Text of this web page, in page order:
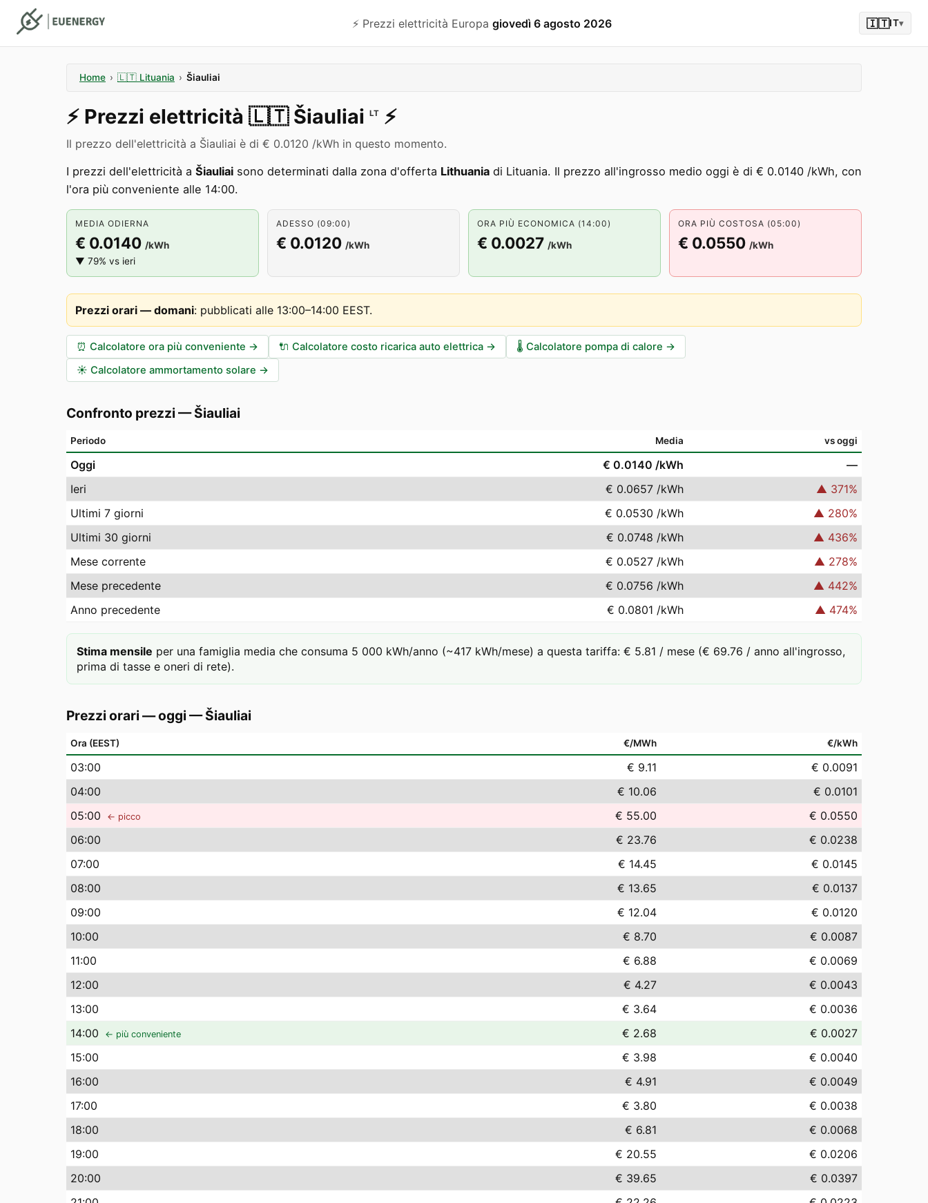
⚡️ Prezzi elettricità Europa giovedì 6 agosto 2026 🇮🇹IT▾
Home › 🇱🇹 Lituania › Šiauliai
⚡️ Prezzi elettricità 🇱🇹 Šiauliai LT ⚡️
Il prezzo dell'elettricità a Šiauliai è di € 0.0120 /kWh in questo momento.
I prezzi dell'elettricità a Šiauliai sono determinati dalla zona d'offerta Lithuania di Lituania. Il prezzo all'ingrosso medio oggi è di € 0.0140 /kWh, con
l'ora più conveniente alle 14:00.
MEDIA ODIERNA
€ 0.0140 /kWh
▼ 79% vs ieri
ADESSO (09:00)
€ 0.0120 /kWh
ORA PIÙ ECONOMICA (14:00)
€ 0.0027 /kWh
ORA PIÙ COSTOSA (05:00)
€ 0.0550 /kWh
Prezzi orari — domani: pubblicati alle 13:00–14:00 EEST.
⏰ Calcolatore ora più conveniente → 🔌 Calcolatore costo ricarica auto elettrica → 🌡️ Calcolatore pompa di calore →
☀️ Calcolatore ammortamento solare →
Confronto prezzi —Šiauliai
Periodo Media vs oggi
Oggi € 0.0140 /kWh
—
Ieri
€ 0.0657 /kWh ▲ 371%
Ultimi 7 giorni
€ 0.0530 /kWh ▲ 280%
Ultimi 30 giorni
€ 0.0748 /kWh ▲ 436%
Mese corrente
€ 0.0527 /kWh ▲ 278%
Mese precedente
€ 0.0756 /kWh ▲ 442%
Anno precedente
€ 0.0801 /kWh ▲ 474%
Stima mensile per una famiglia media che consuma 5 000 kWh/anno (~417 kWh/mese) a questa tariffa: € 5.81 / mese (€ 69.76 / anno all'ingrosso,
prima di tasse e oneri di rete).
Prezzi orari — oggi —Šiauliai
Ora (EEST) €/MWh €/kWh
03:00 € 9.11
€ 0.0091
04:00 € 10.06
€ 0.0101
05:00 ← picco € 55.00
€ 0.0550
06:00 € 23.76
€ 0.0238
07:00 € 14.45
€ 0.0145
08:00 € 13.65
€ 0.0137
09:00 € 12.04
€ 0.0120
10:00 € 8.70
€ 0.0087
11:00 € 6.88
€ 0.0069
12:00 € 4.27
€ 0.0043
13:00 € 3.64
€ 0.0036
14:00 ← più conveniente € 2.68
€ 0.0027
15:00 € 3.98
€ 0.0040
16:00 € 4.91
€ 0.0049
17:00 € 3.80
€ 0.0038
18:00 € 6.81
€ 0.0068
19:00 € 20.55
€ 0.0206
20:00 € 39.65
€ 0.0397